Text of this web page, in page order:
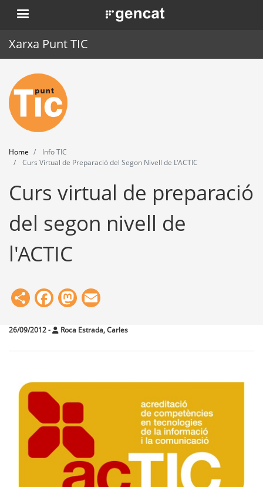
Skip
to
. Obre en una nova finestra.
Xarxa Punt TIC
Home
Punt TIC
News
Events
Training
Tools
Home
Info TIC
Curs Virtual de Preparació del Segon Nivell de L'ACTIC
Curs virtual de preparació
del segon nivell de
l'ACTIC
ShareFacebook
Mastodon
26/09/2012- Roca Estrada, Carles